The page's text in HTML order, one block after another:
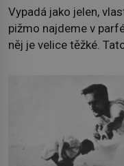
Vypadá jako jelen,
pižmo najdeme v
něj je velice těžké.
1778), jenže v Asii o
připomíná jelena, v